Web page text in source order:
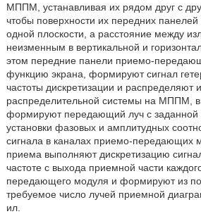
МППМ, устанавливая их рядом друг с
чтобы поверхности их передних
одной плоскости, а расстояние между
неизменным в вертикальной и
этом передние панели приемо-
функцию экрана, формируют сигнал
частоты дискретизации и распределяют
распределительной системы на МППМ,
формируют передающий луч с
установки фазовых и амплитудных
сигнала в каналах приемо-передающих
приема выполняют дискретизацию
частоте с выхода приемной части
передающего модуля и формируют из
требуемое число лучей приемной
ил.